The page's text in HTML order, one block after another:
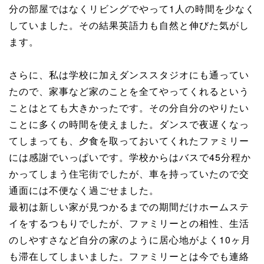
分の部屋ではなくリビングでやって1人の時間を少なく
していました。その結果英語力も自然と伸びた気がし
ます。
さらに、私は学校に加えダンススタジオにも通ってい
たので、家事など家のことを全てやってくれるという
ことはとても大きかったです。その分自分のやりたい
ことに多くの時間を使えました。ダンスで夜遅くなっ
てしまっても、夕食を取っておいてくれたファミリー
には感謝でいっぱいです。学校からはバスで45分程か
かってしまう住宅街でしたが、車を持っていたので交
通面には不便なく過ごせました。
最初は新しい家が見つかるまでの期間だけホームステ
イをするつもりでしたが、ファミリーとの相性、生活
のしやすさなど自分の家のように居心地がよく10ヶ月
も滞在してしまいました。ファミリーとは今でも連絡